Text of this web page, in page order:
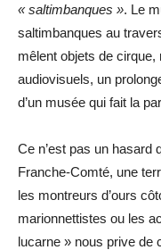
« saltimbanques ». Le
saltimbanques au
mêlent objets de
audiovisuels, un
d’un musée qui fait la
Ce n’est pas un hasard
Franche-Comté, une
les montreurs d’ours
marionnettistes ou les
lucarne » nous prive de